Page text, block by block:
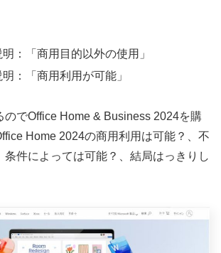
：「商用目的以外の使用」
：「商用利用が可能」
のでOffice Home & Business 2024を購
Home 2024の商用利用は可能？、不
条件によっては可能？、結局はっきりし